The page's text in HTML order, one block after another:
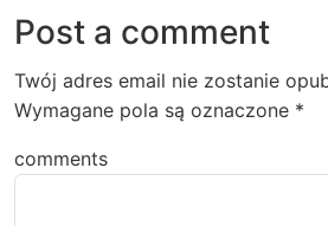
Post a comment
Twój adres email nie zostanie
Wymagane pola są oznaczone *
comments